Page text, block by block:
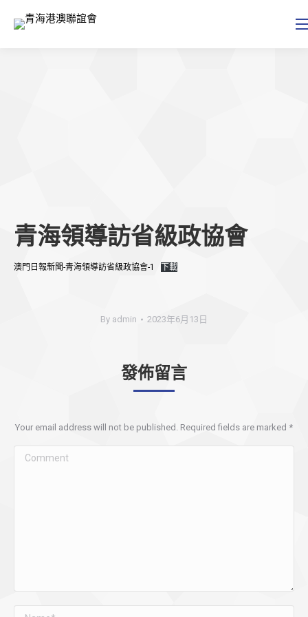
青海領導訪省級政協會
澳門日報新聞-青海領導訪省級政協會-1 下載
By admin 2023年6月13日
發佈留言
Your email address will not be published. Required fields are marked *
Comment
Name *